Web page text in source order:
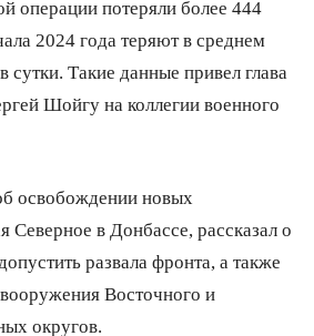
операции потеряли более 444
2024 года теряют в среднем
сутки. Такие данные привел глава
Шойгу на коллегии военного
освобождении новых
Северное в Донбассе, рассказал о
развала фронта, а также
Восточного и
округов.